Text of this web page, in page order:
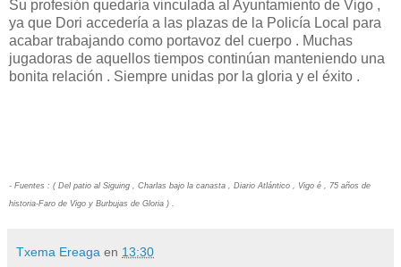
Su profesión quedaría vinculada al Ayuntamiento de Vigo ,
ya que Dori accedería a las plazas de la Policía Local para
acabar trabajando como portavoz del cuerpo . Muchas
jugadoras de aquellos tiempos continúan manteniendo una
bonita relación . Siempre unidas por la gloria y el éxito .
- Fuentes : ( Del patio al Siguing , Charlas bajo la canasta , Diario Atlántico , Vigo é , 75 años de
historia-Faro de Vigo y Burbujas de Gloria ) .
Txema Ereaga en 13:30